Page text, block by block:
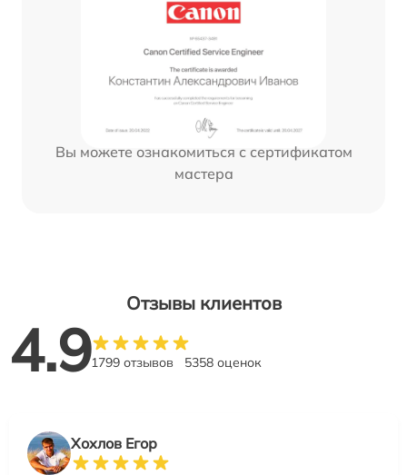
Вы можете ознакомиться с сертификатом
мастера
Отзывы клиентов
4.91799 отзывов 5358 оценок
Хохлов Егор